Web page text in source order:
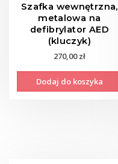
Szafka wewnętrzna,
metalowa na
defibrylator AED
(kluczyk)
270,00zł
Dodaj do koszyka